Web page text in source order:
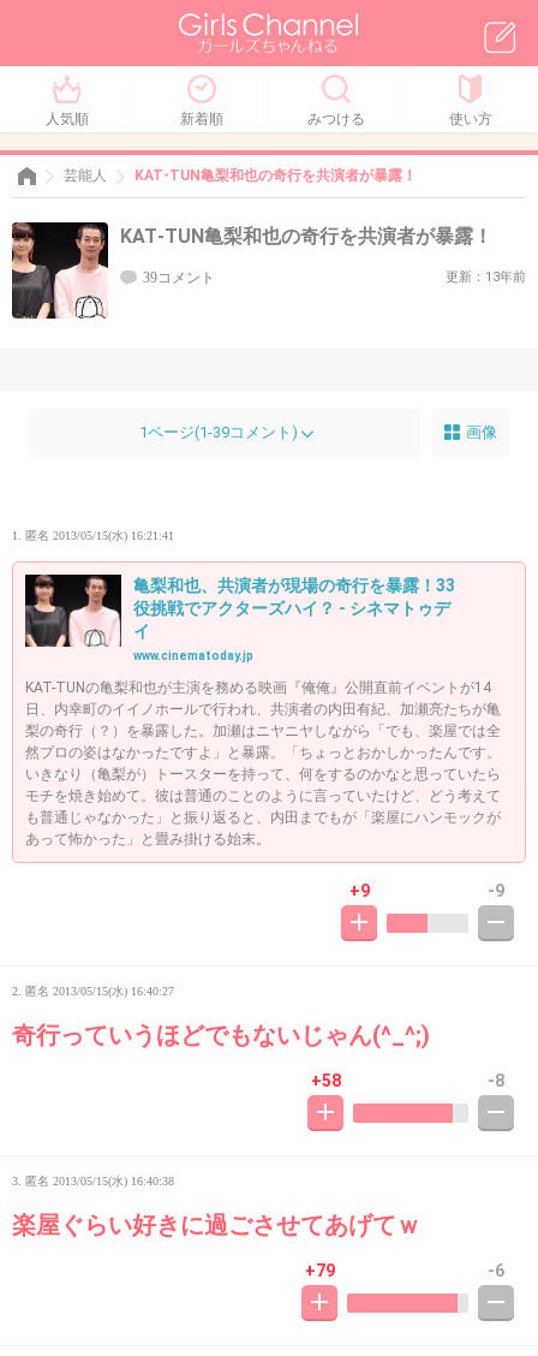
人気順 新着順 みつける 使い方
芸能人 KAT‐TUN亀梨和也の奇行を共演者が暴露！
KAT‐TUN亀梨和也の奇行を共演者が暴露！
39コメント 更新：13年前
1ページ(1-39コメント) 画像
1. 匿名 2013/05/15(水) 16:21:41
亀梨和也、共演者が現場の奇行を暴露！33
役挑戦でアクターズハイ？ - シネマトゥデ
イ
www.cinematoday.jp
KAT-TUNの亀梨和也が主演を務める映画『俺俺』公開直前イベントが14
日、内幸町のイイノホールで行われ、共演者の内田有紀、加瀬亮たちが亀
梨の奇行（？）を暴露した。加瀬はニヤニヤしながら「でも、楽屋では全
然プロの姿はなかったですよ」と暴露。「ちょっとおかしかったんです。
いきなり（亀梨が）トースターを持って、何をするのかなと思っていたら
モチを焼き始めて。彼は普通のことのように言っていたけど、どう考えて
も普通じゃなかった」と振り返ると、内田までもが「楽屋にハンモックが
あって怖かった」と畳み掛ける始末。
+9 -9
2. 匿名 2013/05/15(水) 16:40:27
奇行っていうほどでもないじゃん(^_^;)
+58 -8
3. 匿名 2013/05/15(水) 16:40:38
楽屋ぐらい好きに過ごさせてあげてｗ
+79 -6